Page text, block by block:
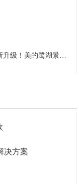
！美的鹭湖景区水世界6月1日激情启幕
决方案